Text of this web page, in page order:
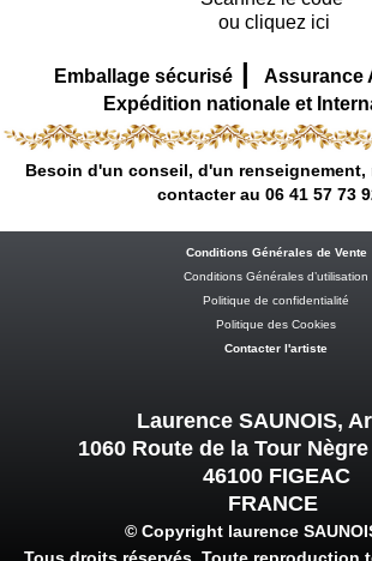
ou cliquez ici
Emballage sécurisé | Assurance
Expédition nationale et
Besoin d'un conseil, d'un renseignement,
contacter au 06 41 57 73
Conditions Générales de Vente
Conditions Générales d’utilisation
Politique de confidentialité
Politique des Cookies
Contacter l'artiste
Laurence SAUNOIS,
1060 Route de la Tour
46100 FIGEAC
FRANCE
© Copyright laurence
Tous droits réservés. Toute reproduction